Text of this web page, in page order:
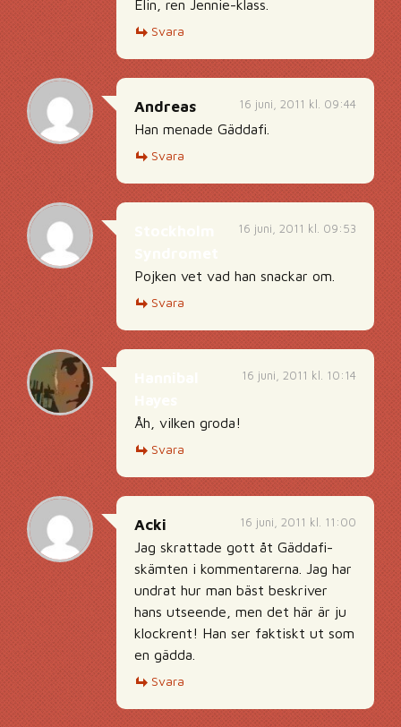
Elin, ren Jennie-klass.
Svara
16 juni, 2011 kl. 09:44
Andreas
Han menade Gäddafi.
Svara
16 juni, 2011 kl. 09:53
Pojken vet vad han snackar om.
Svara
16 juni, 2011 kl. 10:14
Åh, vilken groda!
Svara
16 juni, 2011 kl. 11:00
Acki
Jag skrattade gott åt Gäddafi-
skämten i kommentarerna. Jag har
undrat hur man bäst beskriver
hans utseende, men det här är ju
klockrent! Han ser faktiskt ut som
en gädda.
Svara